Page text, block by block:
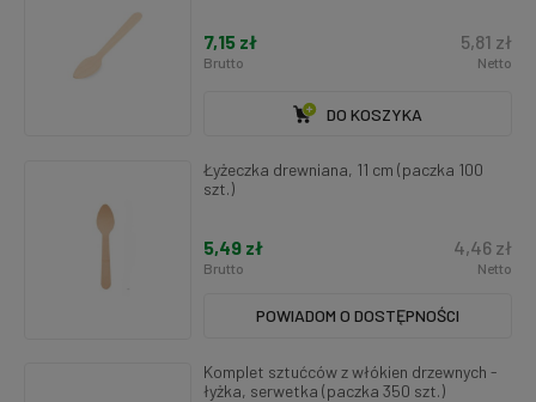
7,15 zł
Brutto
5,81 zł
Netto
DO KOSZYKA
Łyżeczka drewniana, 11 cm (paczka 100
szt.)
5,49 zł
Brutto
4,46 zł
Netto
POWIADOM O DOSTĘPNOŚCI
Komplet sztućców z włókien drzewnych -
łyżka, serwetka (paczka 350 szt.)